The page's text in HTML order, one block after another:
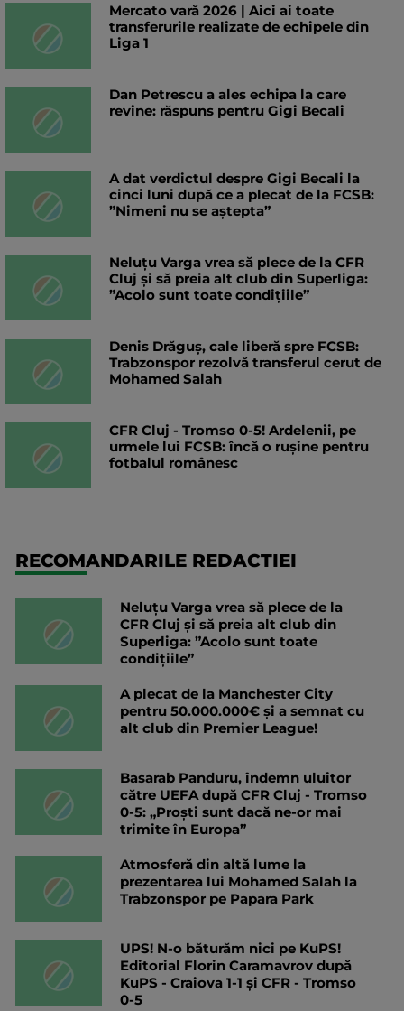
Mercato vară 2026 | Aici ai toate
transferurile realizate de echipele din
Liga 1
Dan Petrescu a ales echipa la care
revine: răspuns pentru Gigi Becali
A dat verdictul despre Gigi Becali la
cinci luni după ce a plecat de la FCSB:
”Nimeni nu se aștepta”
Neluțu Varga vrea să plece de la CFR
Cluj și să preia alt club din Superliga:
”Acolo sunt toate condițiile”
Denis Drăguș, cale liberă spre FCSB:
Trabzonspor rezolvă transferul cerut de
Mohamed Salah
CFR Cluj - Tromso 0-5! Ardelenii, pe
urmele lui FCSB: încă o rușine pentru
fotbalul românesc
RECOMANDARILE REDACTIEI
Neluțu Varga vrea să plece de la
CFR Cluj și să preia alt club din
Superliga: ”Acolo sunt toate
condițiile”
A plecat de la Manchester City
pentru 50.000.000€ și a semnat cu
alt club din Premier League!
Basarab Panduru, îndemn uluitor
către UEFA după CFR Cluj - Tromso
0-5: „Proști sunt dacă ne-or mai
trimite în Europa”
Atmosferă din altă lume la
prezentarea lui Mohamed Salah la
Trabzonspor pe Papara Park
UPS! N-o băturăm nici pe KuPS!
Editorial Florin Caramavrov după
KuPS - Craiova 1-1 și CFR - Tromso
0-5